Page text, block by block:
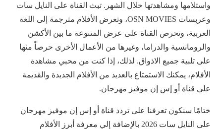
واستلامها ومشاهدتها خلال الشهر. تبث القناة على النايل سات
وعربسات OSN MOVIES، وتعرض الأفلام مترجمة إلى اللغة
العربية، وتحرص القناة على عرض المتنوعة ما بين الأكشن
والرومانسية والدراما، وغيرها من الأعمال الأخرى حرصاً منها
على تلبية جميع الاذواق. لذلك، إذا كنت من محبي مشاهدة
الأفلام، يمكنك الاستمتاع بالعديد من الأفلام الجديدة والقديمة
على قناة أو إس إن موفيز مهرجان.
ختامًا سنكون تعرفنا على تردد قناة أو إس إن موفيز مهرجان
على النايل سات 2026 بالإضافة إلي معرفة أبرز الأفلام